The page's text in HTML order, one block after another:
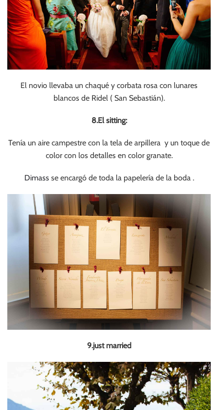
El novio llevaba un chaqué y corbata rosa con lunares
blancos de Ridel ( San Sebastián).
8.El sitting:
Tenía un aire campestre con la tela de arpillera y un toque de
color con los detalles en color granate.
Dimass se encargó de toda la papelería de la boda .
9.just married